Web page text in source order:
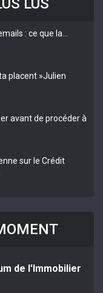
LUS
: ce que la…
placent »Julien
avant de procéder à
sur le Crédit
de l'Immobilier